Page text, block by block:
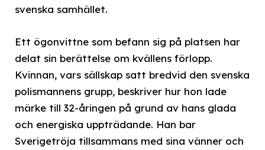
svenska samhället.
Ett ögonvittne som befann sig på platsen har
delat sin berättelse om kvällens förlopp.
Kvinnan, vars sällskap satt bredvid den svenska
polismannens grupp, beskriver hur hon lade
märke till 32-åringen på grund av hans glada
och energiska uppträdande. Han bar
Sverigetröja tillsammans med sina vänner och